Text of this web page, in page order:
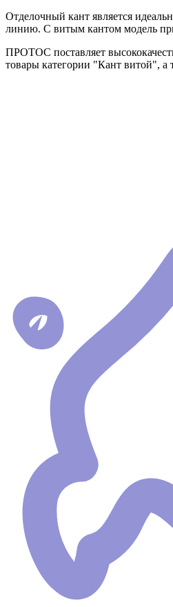
Отделочный кант является
линию. С витым кантом модель
ПРОТОС поставляет
товары категории "Кант витой", а